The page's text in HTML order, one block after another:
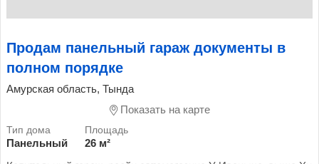
Продам панельный гараж документы в
полном порядке
Амурская область, Тында
Показать на карте
Панельный
26 м²